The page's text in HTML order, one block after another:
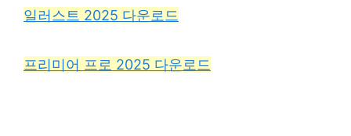
일러스트 2025 다운로드
프리미어 프로 2025 다운로드